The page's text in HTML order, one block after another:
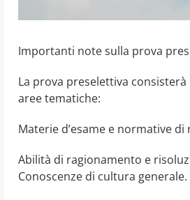
Importanti note sulla prova
La prova preselettiva
aree tematiche:
Materie d’esame e normative
Abilità di ragionamento e
Conoscenze di cultura generale.